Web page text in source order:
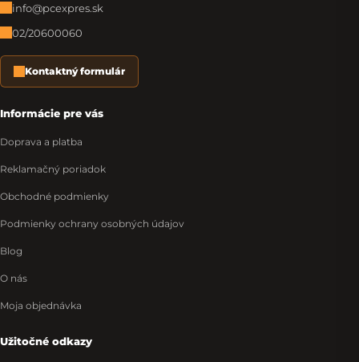
info@pcexpres.sk
02/20600060
Kontaktný formulár
Informácie pre vás
Doprava a platba
Reklamačný poriadok
Obchodné podmienky
Podmienky ochrany osobných údajov
Blog
O nás
Moja objednávka
Užitočné odkazy